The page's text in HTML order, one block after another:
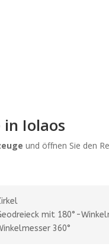
Iolaos
und öffnen Sie den
mit 180°-
360°